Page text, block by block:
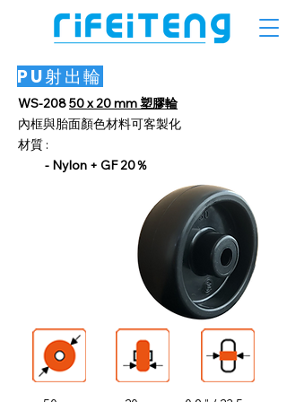
PU射出輪
WS-20850 x 20 mm 塑膠輪
內框與胎面顏色材料可客製化
材質 :
- Nylon + GF 20％